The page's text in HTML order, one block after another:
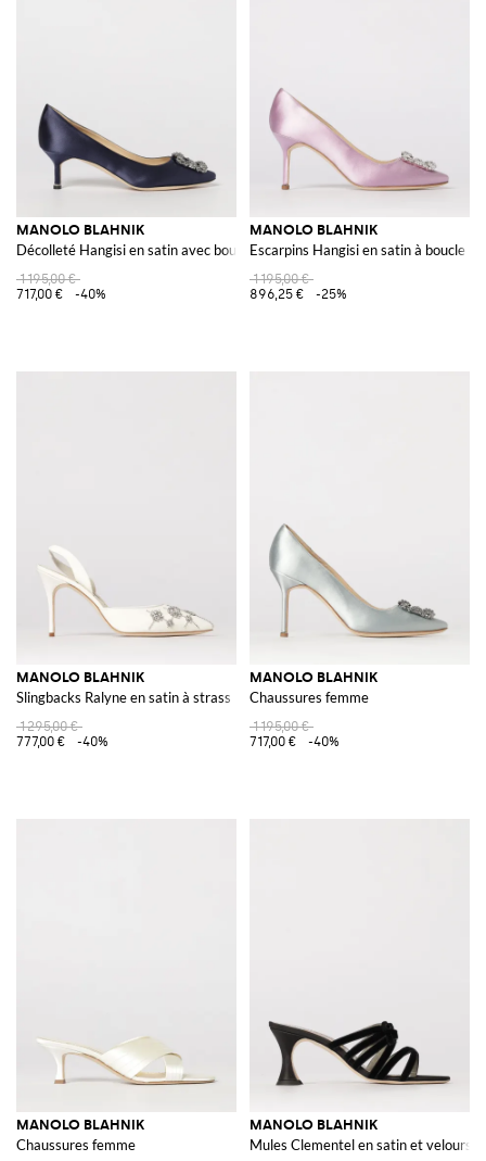
MANOLO BLAHNIK
Décolleté Hangisi en satin avec boucle bijou
1 195,00 €
717,00 €
-40%
MANOLO BLAHNIK
Escarpins Hangisi en satin à boucle
1 195,00 €
896,25 €
-25%
MANOLO BLAHNIK
Slingbacks Ralyne en satin à strass
1 295,00 €
777,00 €
-40%
MANOLO BLAHNIK
Chaussures femme
1 195,00 €
717,00 €
-40%
MANOLO BLAHNIK
Chaussures femme
MANOLO BLAHNIK
Mules Clementel en satin et velours